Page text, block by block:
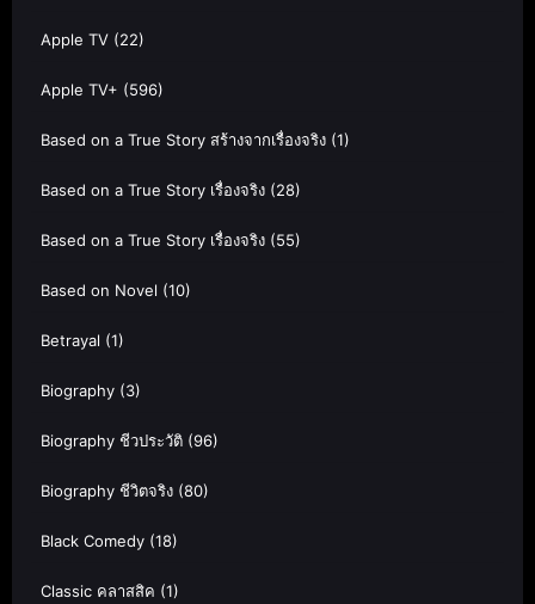
Apple TV (22)
Apple TV+ (596)
Based on a True Story สร้างจากเรื่องจริง (1)
Based on a True Story เรื่องจริง (28)
Based on a True Story เรื่องจริง (55)
Based on Novel (10)
Betrayal (1)
Biography (3)
Biography ชีวประวัติ (96)
Biography ชีวิตจริง (80)
Black Comedy (18)
Classic คลาสสิค (1)